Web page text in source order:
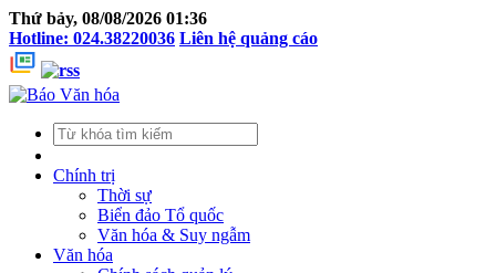
Thứ bảy, 08/08/2026 01:36
Hotline: 024.38220036 Liên hệ quảng cáo
Chính trị
Thời sự
Biển đảo Tổ quốc
Văn hóa & Suy ngẫm
Văn hóa